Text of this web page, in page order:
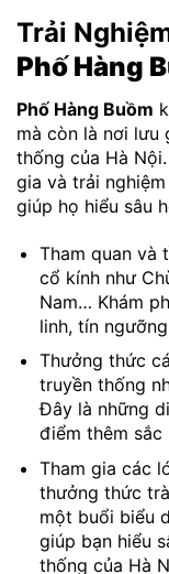
Trải
Phố Hàng
Phố Hàng Buồm
mà còn là nơi lưu
thống của Hà
gia và trải
giúp họ hiểu sâu
Tham quan và
cổ kính như
Nam… Khám
linh, tín
Thưởng thức
truyền thống
Đây là những
điểm thêm sắc
Tham gia các
thưởng thức
một buổi biểu
giúp bạn hiểu
thống của Hà